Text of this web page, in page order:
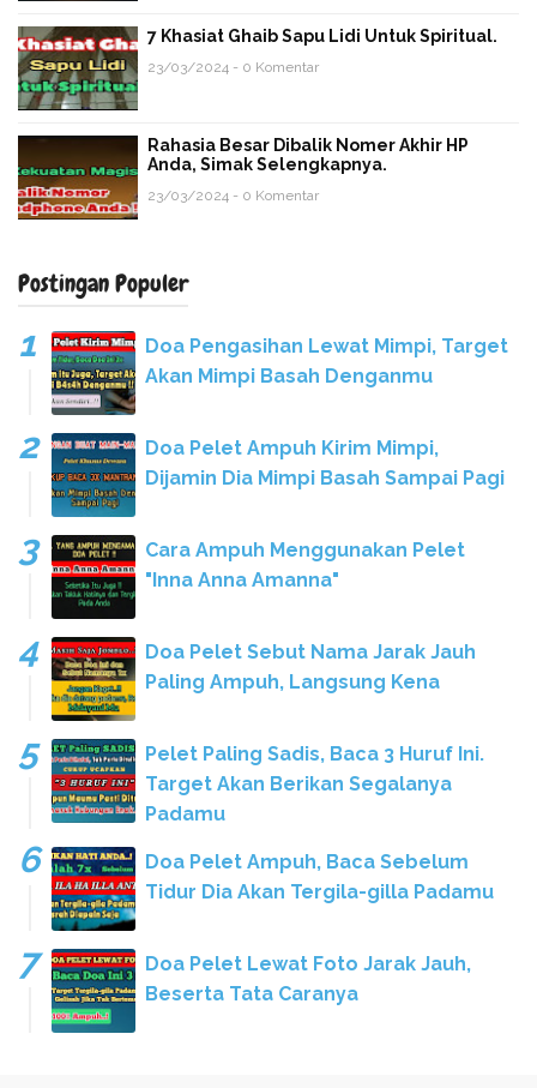
7 Khasiat Ghaib Sapu Lidi Untuk Spiritual.
23/03/2024 - 0 Komentar
Rahasia Besar Dibalik Nomer Akhir HP
Anda, Simak Selengkapnya.
23/03/2024 - 0 Komentar
Postingan Populer
Doa Pengasihan Lewat Mimpi, Target
Akan Mimpi Basah Denganmu
Doa Pelet Ampuh Kirim Mimpi,
Dijamin Dia Mimpi Basah Sampai Pagi
Cara Ampuh Menggunakan Pelet
"Inna Anna Amanna"
Doa Pelet Sebut Nama Jarak Jauh
Paling Ampuh, Langsung Kena
Pelet Paling Sadis, Baca 3 Huruf Ini.
Target Akan Berikan Segalanya
Padamu
Doa Pelet Ampuh, Baca Sebelum
Tidur Dia Akan Tergila-gilla Padamu
Doa Pelet Lewat Foto Jarak Jauh,
Beserta Tata Caranya